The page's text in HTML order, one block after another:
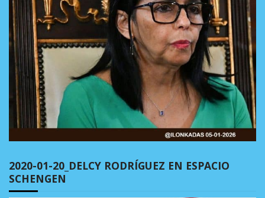
2020-01-20_DELCY RODRÍGUEZ EN ESPACIO
SCHENGEN